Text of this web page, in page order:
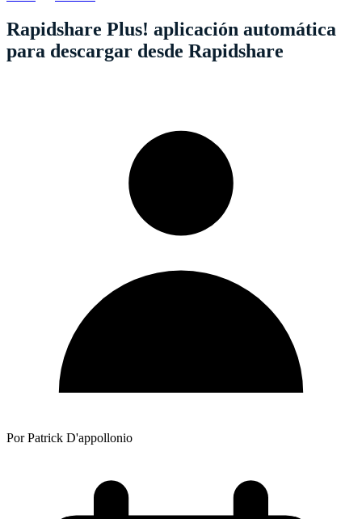
Rapidshare Plus! aplicación automática
para descargar desde Rapidshare
Por Patrick D'appollonio